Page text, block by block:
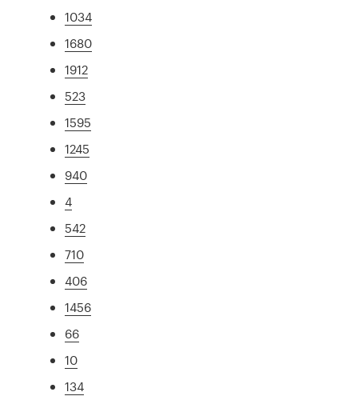
1034
1680
1912
523
1595
1245
940
4
542
710
406
1456
66
10
134